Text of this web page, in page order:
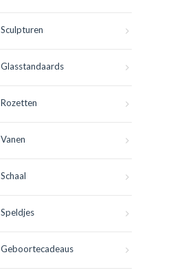
Sculpturen
Glasstandaards
Rozetten
Vanen
Schaal
Speldjes
Geboortecadeaus